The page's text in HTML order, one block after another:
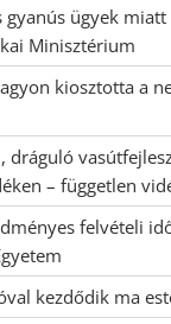
ügyek miatt
Minisztérium
kiosztotta a
dráguló
– független
felvételi
kezdődik ma